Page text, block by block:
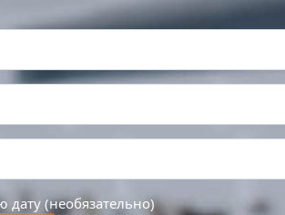
(необязательно)